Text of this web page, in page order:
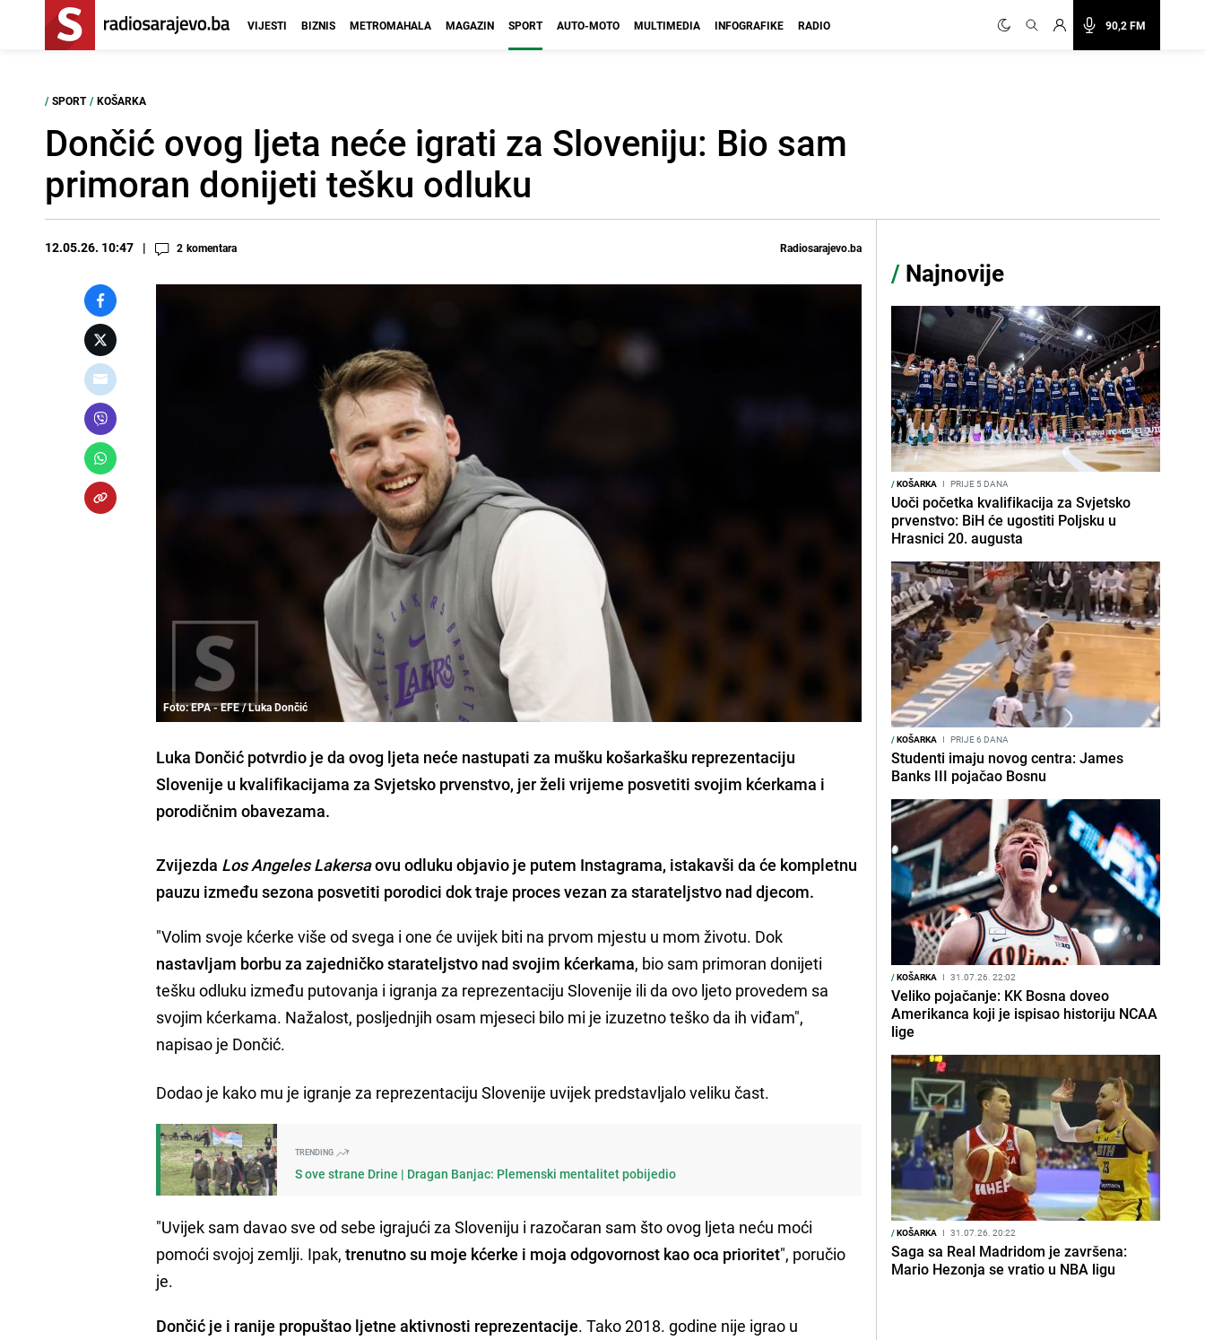
90,2 FM
VIJESTI BIZNIS METROMAHALA MAGAZIN SPORT AUTO-MOTO MULTIMEDIA INFOGRAFIKE RADIO
/ SPORT / KOŠARKA
Dončić ovog ljeta neće igrati za Sloveniju: Bio sam
primoran donijeti tešku odluku
12.05.26. 10:47 2 komentara Radiosarajevo.ba
Foto: EPA - EFE / Luka Dončić
Luka Dončić potvrdio je da ovog ljeta neće nastupati za mušku košarkašku reprezentaciju
Slovenije u kvalifikacijama za Svjetsko prvenstvo, jer želi vrijeme posvetiti svojim kćerkama i
porodičnim obavezama.
Zvijezda Los Angeles Lakersaovu odluku objavio je putem Instagrama, istakavši da će kompletnu
pauzu između sezona posvetiti porodici dok traje proces vezan za starateljstvo nad djecom.
"Volim svoje kćerke više od svega i one će uvijek biti na prvom mjestu u mom životu. Dok
nastavljam borbu za zajedničko starateljstvo nad svojim kćerkama, bio sam primoran donijeti
tešku odluku između putovanja i igranja za reprezentaciju Slovenije ili da ovo ljeto provedem sa
svojim kćerkama. Nažalost, posljednjih osam mjeseci bilo mi je izuzetno teško da ih viđam",
napisao je Dončić.
Dodao je kako mu je igranje za reprezentaciju Slovenije uvijek predstavljalo veliku čast.
TRENDING
S ove strane Drine | Dragan Banjac: Plemenski mentalitet pobijedio
"Uvijek sam davao sve od sebe igrajući za Sloveniju i razočaran sam što ovog ljeta neću moći
pomoći svojoj zemlji. Ipak, trenutno su moje kćerke i moja odgovornost kao oca prioritet", poručio
je.
Dončić je i ranije propuštao ljetne aktivnosti reprezentacije. Tako 2018. godine nije igrao u
/ Najnovije
/KOŠARKA I PRIJE 5 DANA
Uoči početka kvalifikacija za Svjetsko
prvenstvo: BiH će ugostiti Poljsku u
Hrasnici 20. augusta
/KOŠARKA I PRIJE 6 DANA
Studenti imaju novog centra: James
Banks III pojačao Bosnu
/KOŠARKA I 31.07.26. 22:02
Veliko pojačanje: KK Bosna doveo
Amerikanca koji je ispisao historiju NCAA
lige
/KOŠARKA I 31.07.26. 20:22
Saga sa Real Madridom je završena:
Mario Hezonja se vratio u NBA ligu